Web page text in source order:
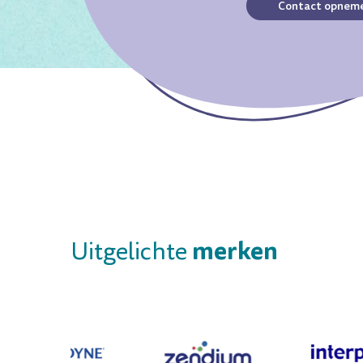
Contact
Uitgelichte merken